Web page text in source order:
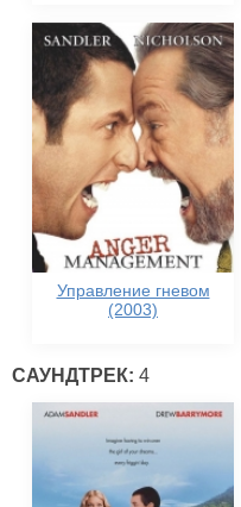
Управление гневом
(2003)
САУНДТРЕК: 4